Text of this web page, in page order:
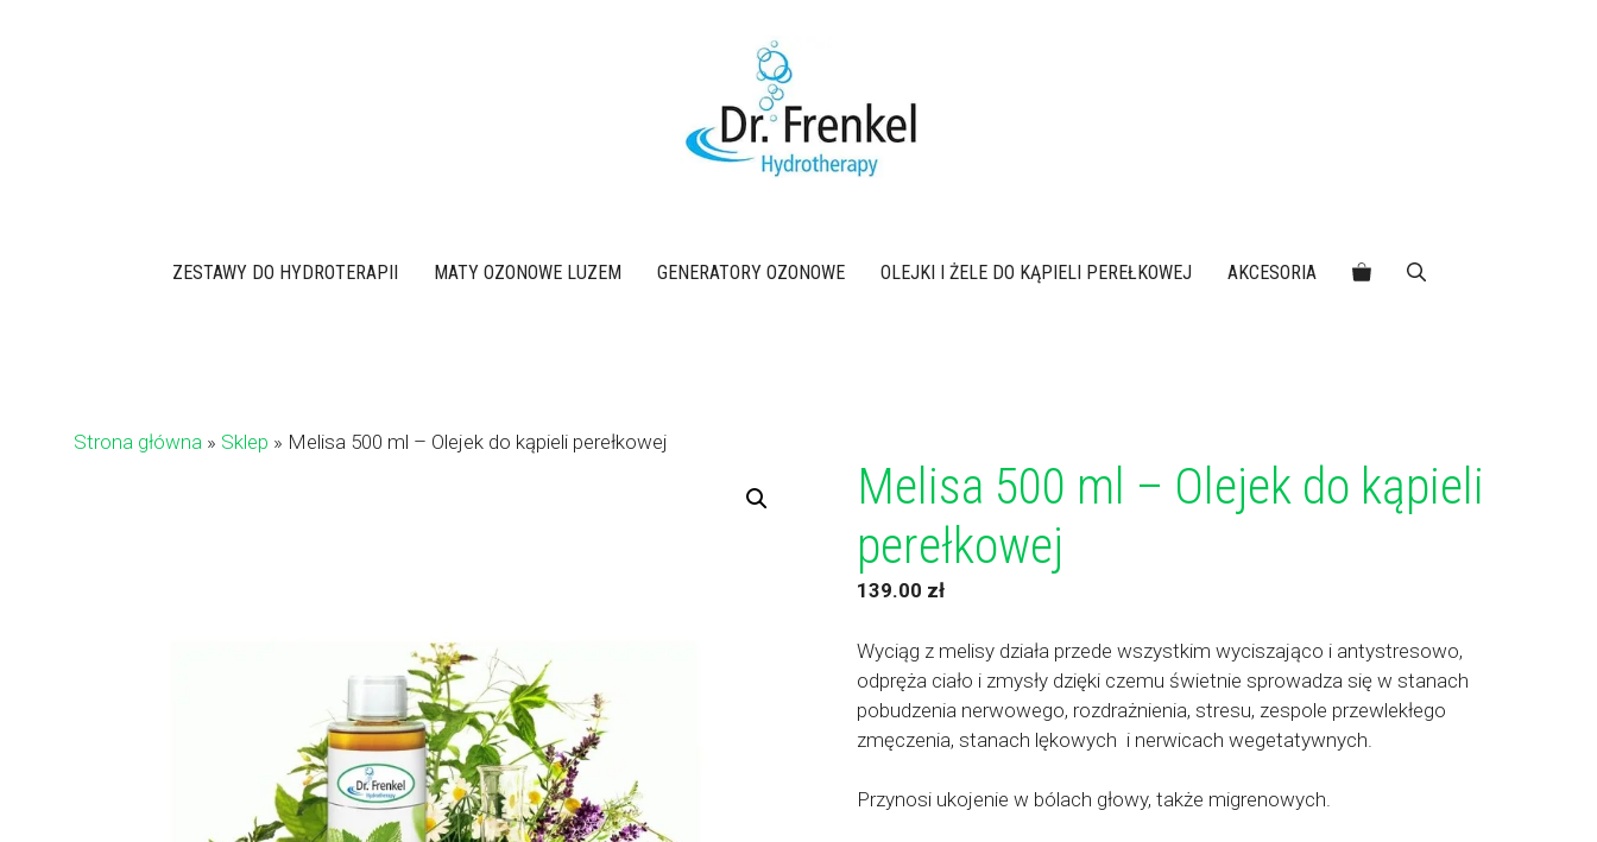
ZESTAWY DO HYDROTERAPII MATY OZONOWE LUZEM GENERATORY OZONOWE OLEJKI I ŻELE DO KĄPIELI PEREŁKOWEJ AKCESORIA
Strona główna » Sklep » Melisa 500 ml – Olejek do kąpieli perełkowej
Melisa 500 ml – Olejek do kąpieli
perełkowej
139.00 zł
Wyciąg z melisy działa przede wszystkim wyciszająco i antystresowo,
odpręża ciało i zmysły dzięki czemu świetnie sprowadza się w stanach
pobudzenia nerwowego, rozdrażnienia, stresu, zespole przewlekłego
zmęczenia, stanach lękowych i nerwicach wegetatywnych.
Przynosi ukojenie w bólach głowy, także migrenowych.